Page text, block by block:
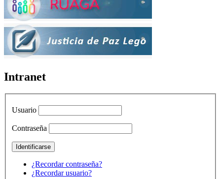
Intranet
Usuario
Contraseña
¿Recordar contraseña?
¿Recordar usuario?